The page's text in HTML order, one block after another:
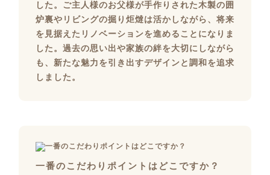
した。ご主人様のお父様が手作りされた木製の囲
炉裏やリビングの掘り炬燵は活かしながら、将来
を見据えたリノベーションを進めることになりま
した。過去の思い出や家族の絆を大切にしながら
も、新たな魅力を引き出すデザインと調和を追求
しました。
一番のこだわりポイントはどこですか？